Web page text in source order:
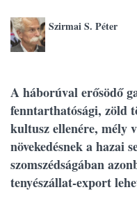
Szirmai S. Péter
A háborúval erősödő
fenntarthatósági, zöld
kultusz ellenére, mély
növekedésnek a hazai
szomszédságában
tenyészállat-export